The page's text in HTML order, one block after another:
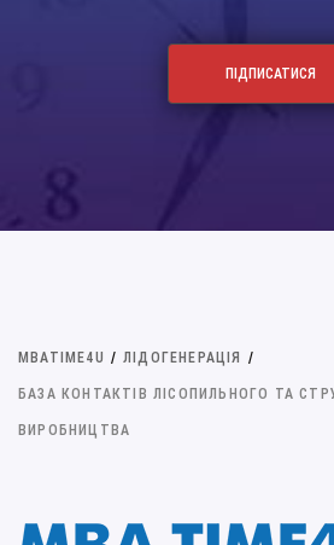
MBATIME4U / ЛІДОГЕНЕРАЦІЯ /
БАЗА КОНТАКТІВ ЛІСОПИЛЬНОГО ТА
ВИРОБНИЦТВА